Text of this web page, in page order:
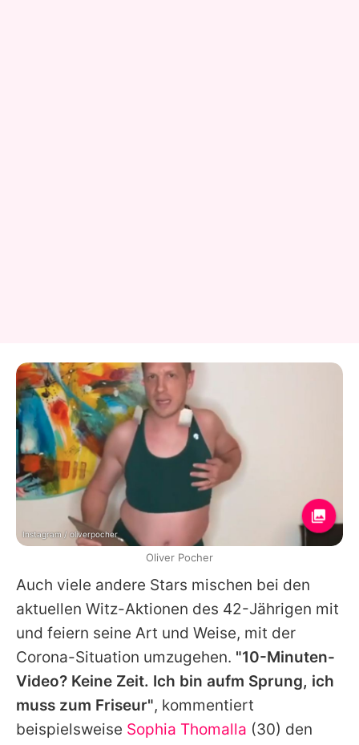
Auch viele andere Stars mischen bei den
aktuellen Witz-Aktionen des 42-Jährigen mit
und feiern seine Art und Weise, mit der
Corona-Situation umzugehen. "10-Minuten-
Video? Keine Zeit. Ich bin aufm Sprung, ich
muss zum Friseur", kommentiert
beispielsweise Sophia Thomalla (30) den
Instagram / oliverpocher
Oliver Pocher